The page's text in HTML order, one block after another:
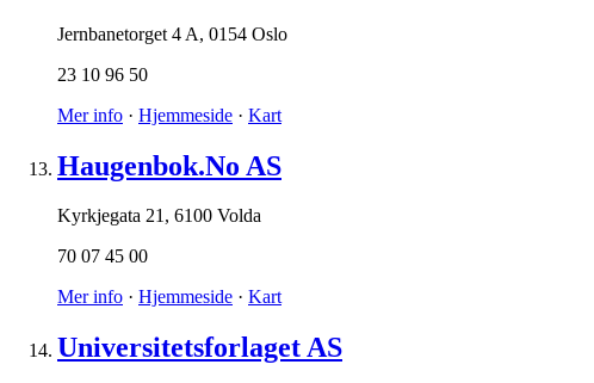
Jernbanetorget 4 A, 0154 Oslo
23 10 96 50
Mer info · Hjemmeside · Kart
Haugenbok.No AS
Kyrkjegata 21, 6100 Volda
70 07 45 00
Mer info · Hjemmeside · Kart
Universitetsforlaget AS